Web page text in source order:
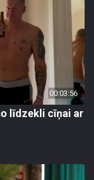
00:03:56
līdzekli cīņai ar